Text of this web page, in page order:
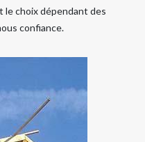
le choix dépendant des
confiance.